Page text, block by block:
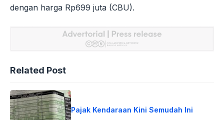
dengan harga Rp699 juta (CBU).
Related Post
Pajak Kendaraan Kini Semudah Ini